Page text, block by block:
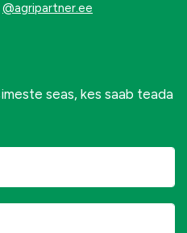
@agripartner.ee
seas, kes saab teada